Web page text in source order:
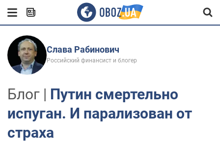
Слава Рабинович
Российский финансист и блогер
Блог | Путин смертельно
испуган. И парализован от
страха